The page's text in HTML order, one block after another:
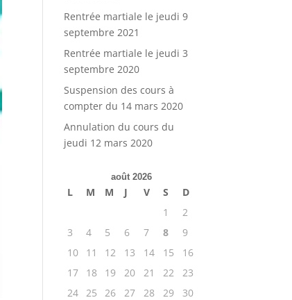
Rentrée martiale le jeudi 9
septembre 2021
Rentrée martiale le jeudi 3
septembre 2020
Suspension des cours à
compter du 14 mars 2020
Annulation du cours du
jeudi 12 mars 2020
août 2026
L M M J V S
D
1
2
3
4 5 6 7 8
9
10
11 12 13 14 15
16
17
18 19 20 21 22
23
24 25 26 27 28 29
30